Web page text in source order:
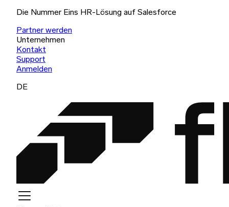
Die Nummer Eins HR-Lösung auf Salesforce
Partner werden
Unternehmen
Kontakt
Support
Anmelden
DE